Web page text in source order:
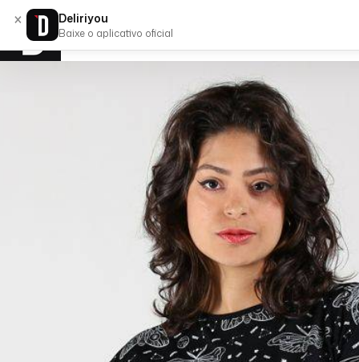
× Deliriyou
Baixe o aplicativo oficial